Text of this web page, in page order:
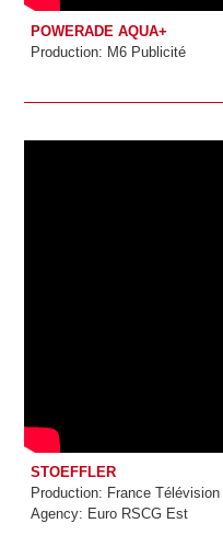
POWERADE AQUA+
Production: M6 Publicité
STOEFFLER
Production: France Télévision
Agency: Euro RSCG Est